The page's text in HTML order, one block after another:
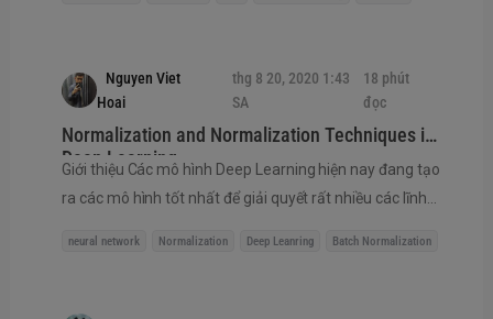
quả tốt, ta nên biểu diễn dữ liệu trên các đồ thị,
Nguyen Viet
Hoai
thg 8 20, 2020 1:43
SA
18 phút
đọc
Normalization and Normalization Techniques in
Deep Learning
Giới thiệu Các mô hình Deep Learning hiện nay đang tạo
ra các mô hình tốt nhất để giải quyết rất nhiều các lĩnh
rất khó khăn vì các mô hình hiện tại có cấu trúc bao gồm
neural network Normalization Deep Leanring Batch Normalization